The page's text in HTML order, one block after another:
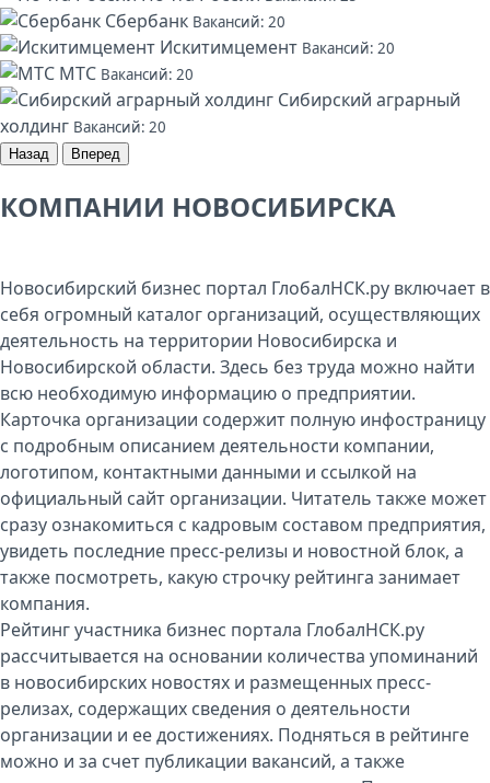
Сбербанк Вакансий: 20
Искитимцемент Вакансий: 20
МТС Вакансий: 20
Сибирский аграрный
холдинг Вакансий: 20
Назад Вперед
КОМПАНИИ НОВОСИБИРСКА
Новосибирский бизнес портал ГлобалНСК.ру включает в
себя огромный каталог организаций, осуществляющих
деятельность на территории Новосибирска и
Новосибирской области. Здесь без труда можно найти
всю необходимую информацию о предприятии.
Карточка организации содержит полную инфостраницу
с подробным описанием деятельности компании,
логотипом, контактными данными и ссылкой на
официальный сайт организации. Читатель также может
сразу ознакомиться с кадровым составом предприятия,
увидеть последние пресс-релизы и новостной блок, а
также посмотреть, какую строчку рейтинга занимает
компания.
Рейтинг участника бизнес портала ГлобалНСК.ру
рассчитывается на основании количества упоминаний
в новосибирских новостях и размещенных пресс-
релизах, содержащих сведения о деятельности
организации и ее достижениях. Подняться в рейтинге
можно и за счет публикации вакансий, а также